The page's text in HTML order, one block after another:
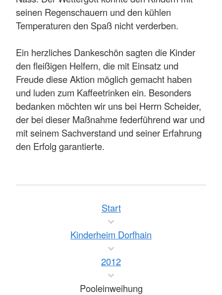
seinen Regenschauern und den kühlen
Temperaturen den Spaß nicht verderben.
Ein herzliches Dankeschön sagten die Kinder
den fleißigen Helfern, die mit Einsatz und
Freude diese Aktion möglich gemacht haben
und luden zum Kaffeetrinken ein. Besonders
bedanken möchten wir uns bei Herrn Scheider,
der bei dieser Maßnahme federführend war und
mit seinem Sachverstand und seiner Erfahrung
den Erfolg garantierte.
Start
Kinderheim Dorfhain
2012
Pooleinweihung